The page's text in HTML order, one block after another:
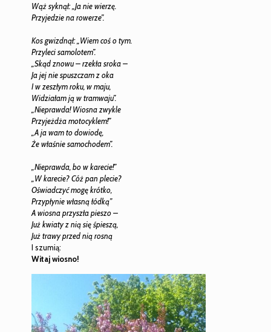
Wąż syknął: „Ja nie wierzę.
Przyjedzie na rowerze”.
Kos gwizdnął: „Wiem coś o tym.
Przyleci samolotem”.
„Skąd znowu – rzekła sroka –
Ja jej nie spuszczam z oka
I w zeszłym roku, w maju,
Widziałam ją w tramwaju”.
„Nieprawda! Wiosna zwykle
Przyjeżdża motocyklem!”
„A ja wam to dowiodę,
Że właśnie samochodem”.
„Nieprawda, bo w karecie!”
„W karecie? Cóż pan plecie?
Oświadczyć mogę krótko,
Przypłynie własną łódką”
A wiosna przyszła pieszo –
Już kwiaty z nią się śpieszą,
Już trawy przed nią rosną
I szumią:
Witaj wiosno!